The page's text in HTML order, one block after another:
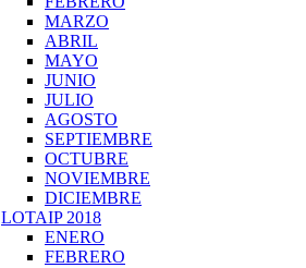
MARZO
ABRIL
MAYO
JUNIO
JULIO
AGOSTO
SEPTIEMBRE
OCTUBRE
NOVIEMBRE
DICIEMBRE
LOTAIP 2018
ENERO
FEBRERO